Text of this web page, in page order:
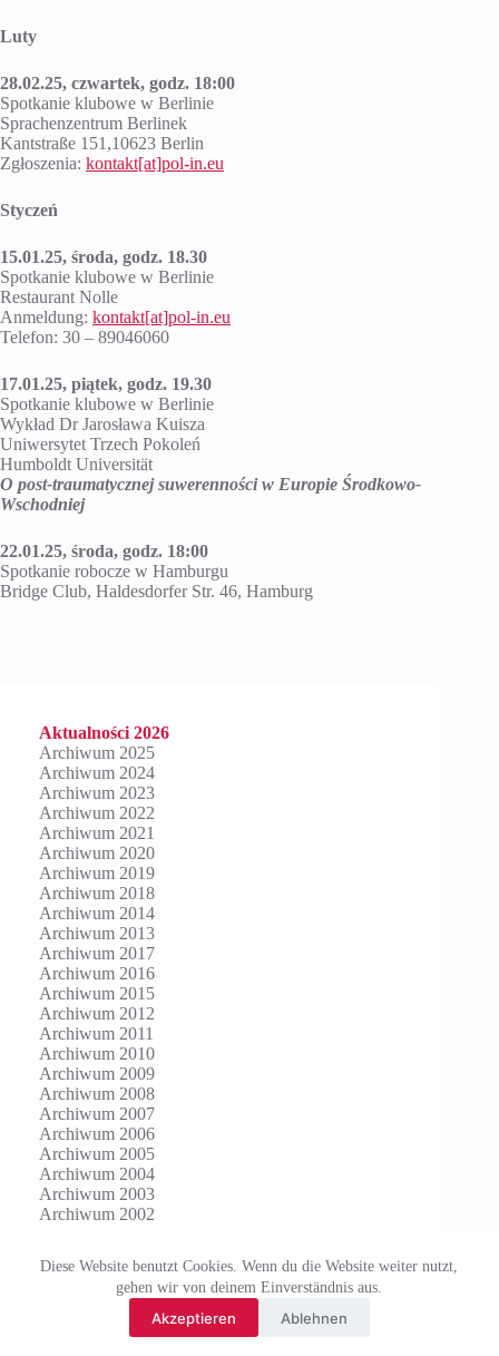
Diese Website benutzt Cookies. Wenn du die Website weiter nutzt,
gehen wir von deinem Einverständnis aus.
Akzeptieren Ablehnen
Luty
28.02.25, czwartek, godz. 18:00
Spotkanie klubowe w Berlinie
Sprachenzentrum Berlinek
Kantstraße 151,10623 Berlin
Zgłoszenia: kontakt[at]pol-in.eu
Styczeń
15.01.25, środa, godz. 18.30
Spotkanie klubowe w Berlinie
Restaurant Nolle
Anmeldung: kontakt[at]pol-in.eu
Telefon: 30 – 89046060
17.01.25, piątek, godz. 19.30
Spotkanie klubowe w Berlinie
Wykład Dr Jarosława Kuisza
Uniwersytet Trzech Pokoleń
Humboldt Universität
O post-traumatycznej suwerenności w Europie Środkowo-
Wschodniej
22.01.25, środa, godz. 18:00
Spotkanie robocze w Hamburgu
Bridge Club, Haldesdorfer Str. 46, Hamburg
Aktualności 2026
Archiwum 2025
Archiwum 2024
Archiwum 2023
Archiwum 2022
Archiwum 2021
Archiwum 2020
Archiwum 2019
Archiwum 2018
Archiwum 2014
Archiwum 2013
Archiwum 2017
Archiwum 2016
Archiwum 2015
Archiwum 2012
Archiwum 2011
Archiwum 2010
Archiwum 2009
Archiwum 2008
Archiwum 2007
Archiwum 2006
Archiwum 2005
Archiwum 2004
Archiwum 2003
Archiwum 2002
Copyright © 2017-2026 www.pol-in.eu Alle Rechte